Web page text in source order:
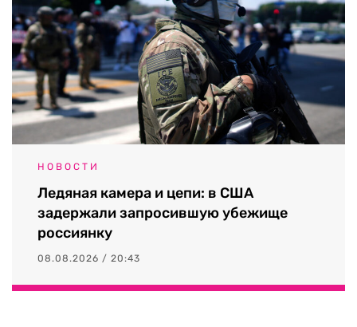
НОВОСТИ
Ледяная камера и цепи: в США
задержали запросившую убежище
россиянку
08.08.2026 / 20:43